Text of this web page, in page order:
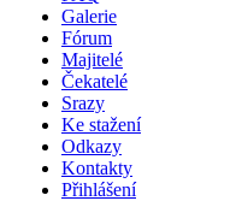
Galerie
Fórum
Majitelé
Čekatelé
Srazy
Ke stažení
Odkazy
Kontakty
Přihlášení